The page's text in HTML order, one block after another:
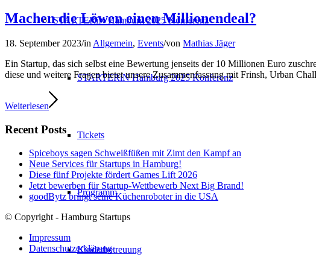
STARTERiN Hamburg 2025 Konferenz
STARTERiN Hamburg 2025 Konferenz
Tickets
Programm
Kinderbetreuung
Machen die Löwen einen Millionendeal?
18. September 2023/inAllgemein, Events/von Mathias Jäger
Ein Startup, das sich selbst eine Bewertung jenseits der 10 Millionen Euro
diese und weitere Fragen bietet unsere Zusammenfassung mit Frinsh, Urban
Weiterlesen
Recent Posts
Spiceboys sagen Schweißfüßen mit Zimt den Kampf an
Neue Services für Startups in Hamburg!
Diese fünf Projekte fördert Games Lift 2026
Jetzt bewerben für Startup-Wettbewerb Next Big Brand!
goodBytz bringt seine Küchenroboter in die USA
© Copyright - Hamburg Startups
Impressum
Datenschutzerklärung